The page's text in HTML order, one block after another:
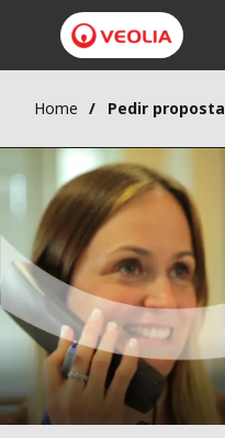
Home Pedir proposta